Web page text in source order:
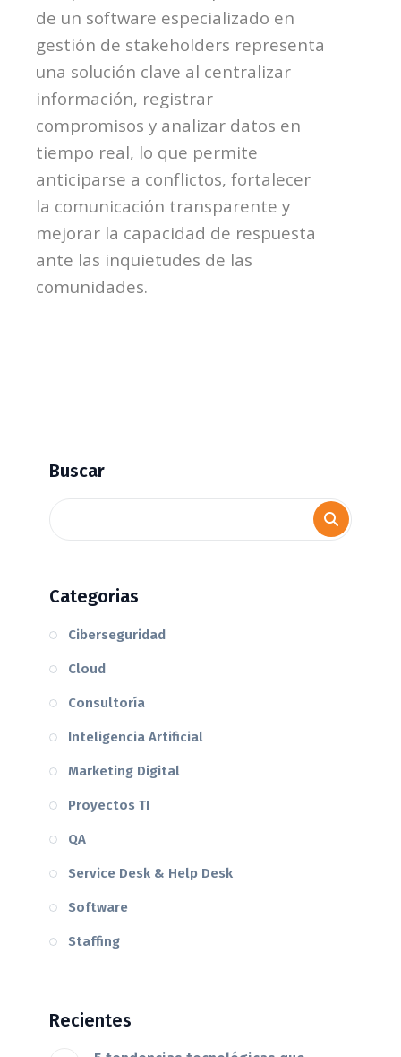
de un software especializado en
gestión de stakeholders representa
una solución clave al centralizar
información, registrar
compromisos y analizar datos en
tiempo real, lo que permite
anticiparse a conflictos, fortalecer
la comunicación transparente y
mejorar la capacidad de respuesta
ante las inquietudes de las
comunidades.
Buscar
Categorias
Ciberseguridad
Cloud
Consultoría
Inteligencia Artificial
Marketing Digital
Proyectos TI
QA
Service Desk & Help Desk
Software
Staffing
Recientes